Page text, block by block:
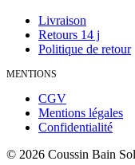
Livraison
Retours 14 j
Politique de retour
MENTIONS
CGV
Mentions légales
Confidentialité
© 2026 Coussin Bain